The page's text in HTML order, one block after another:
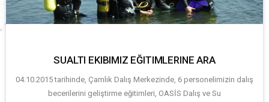
SUALTI EKIBIMIZ EĞITIMLERINE ARA
04.10.2015 tarihinde, Çamlık Dalış Merkezinde, 6 personelimizin dalış
becerilerini geliştirme eğitimleri, OASİS Dalış ve Su